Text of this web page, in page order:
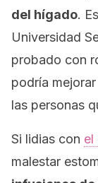
del hígado.
Universidad
probado con
podría
las personas
Si lidias con el
malestar